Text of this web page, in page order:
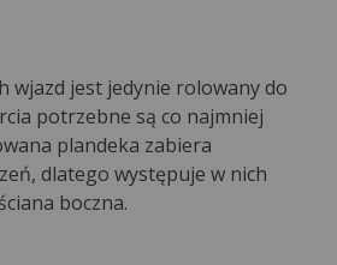
wjazd jest jedynie rolowany do
potrzebne są co najmniej
plandeka zabiera
dlatego występuje w nich
ściana boczna.